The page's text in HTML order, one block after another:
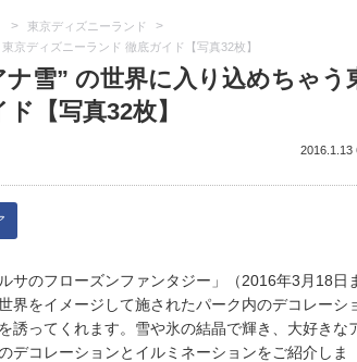
> 東京ディズニーランド >
京ディズニーランド 徹底ガイド【写真32枚】
ナ雪” の世界に入り込めちゃう
【写真32枚】
2016.1.13
サのフローズンファンタジー」（2016年3月18日
界をイメージして施されたパーク内のデコレーシ
誘ってくれます。雪や氷の結晶で輝き、大好きな
デコレーションとイルミネーションをご紹介しま